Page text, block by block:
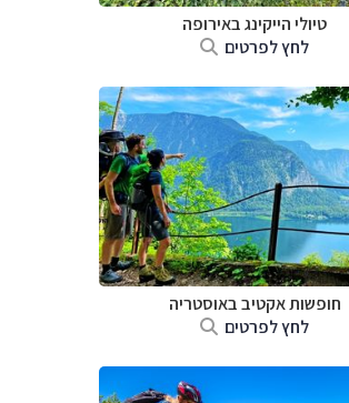
טיולי הייקינג באירופה
לחץ לפרטים
חופשות אקטיב באוסטריה
לחץ לפרטים